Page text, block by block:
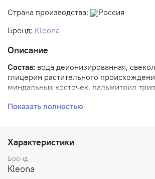
Страна производства:
Россия
Бренд: Kleona
Описание
Состав: вода деионизированная,
глицерин растительного
миндальных косточек, пальмитоил
пептиды Matrixyl-3000™),
цетеариловый спирт, цетеарилглюкозид,
листьев каланхоэ перистого
экстракт алоэ вера (Aloesextract),
гиалуроновая кислота
Показать полностью
Характеристики
Бренд
Kleona